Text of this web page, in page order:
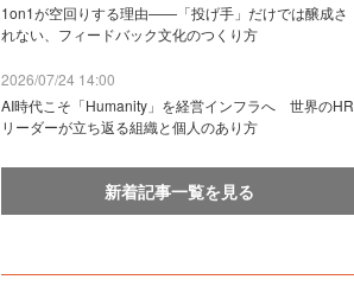
1on1が空回りする理由——「投げ手」だけでは醸成さ
れない、フィードバック文化のつくり方
2026/07/24 14:00
AI時代こそ「Humanity」を経営インフラへ 世界のHR
リーダーが立ち返る組織と個人のあり方
新着記事一覧を見る